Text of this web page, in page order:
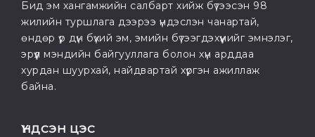
Бид эм хангамжийн салбарт хийж бүтээсэн 98
жилийн туршлага дээрээ үндэслэн чанартай,
өндөр үр дүн бүхий эм, эмийн бүтээгдэхүүнийг эмнэлэг,
эрүүл мэндийн байгууллага болон хүн арддаа
хурдан шуурхай, найдвартай хүргэн ажиллаж
байна.
ҮНДСЭН ЦЭС